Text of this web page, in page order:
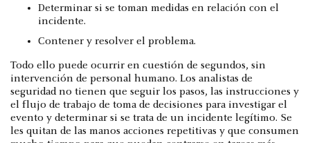
Determinar si se toman medidas en relación con el
incidente.
Contener y resolver el problema.
Todo ello puede ocurrir en cuestión de segundos, sin
intervención de personal humano. Los analistas de
seguridad no tienen que seguir los pasos, las instrucciones y
el flujo de trabajo de toma de decisiones para investigar el
evento y determinar si se trata de un incidente legítimo. Se
les quitan de las manos acciones repetitivas y que consumen